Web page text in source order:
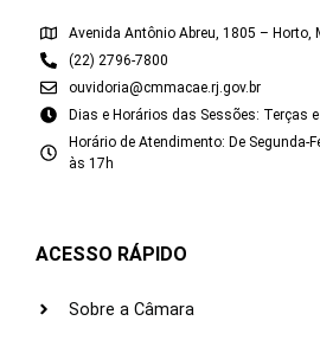
Avenida Antônio Abreu, 1805 – Horto,
(22) 2796-7800
ouvidoria@cmmacae.rj.gov.br
Dias e Horários das Sessões: Terças
Horário de Atendimento: De Segunda-
às 17h
ACESSO RÁPIDO
Sobre a Câmara